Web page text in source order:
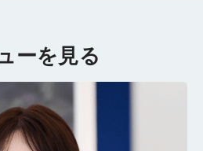
ーを見る